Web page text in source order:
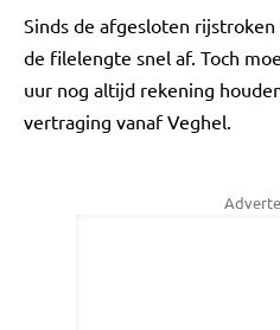
Sinds de afgesloten
de filelengte snel af. Toch
uur nog altijd rekening
vertraging vanaf Veghel.